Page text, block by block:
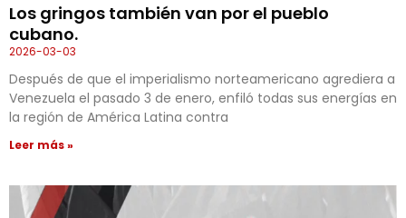
Los gringos también van por el pueblo
cubano.
2026-03-03
Después de que el imperialismo norteamericano agrediera a
Venezuela el pasado 3 de enero, enfiló todas sus energías en
la región de América Latina contra
Leer más »